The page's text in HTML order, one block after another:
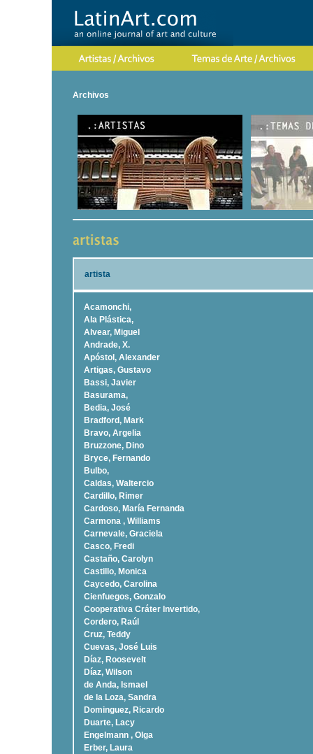
Archivos
artista
Acamonchi,
Ala Plástica,
Alvear, Miguel
Andrade, X.
Apóstol, Alexander
Artigas, Gustavo
Bassi, Javier
Basurama,
Bedia, José
Bradford, Mark
Bravo, Argelia
Bruzzone, Dino
Bryce, Fernando
Bulbo,
Caldas, Waltercio
Cardillo, Rimer
Cardoso, Marí­a Fernanda
Carmona , Williams
Carnevale, Graciela
Casco, Fredi
Castaño, Carolyn
Castillo, Monica
Caycedo, Carolina
Cienfuegos, Gonzalo
Cooperativa Cráter Invertido,
Cordero, Raúl
Cruz, Teddy
Cuevas, José Luis
Díaz, Roosevelt
Dí­az, Wilson
de Anda, Ismael
de la Loza, Sandra
Dominguez, Ricardo
Duarte, Lacy
Engelmann , Olga
Erber, Laura